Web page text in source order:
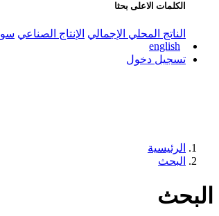
الكلمات الاعلى بحثا
الناتج المحلي الإجمالي الإنتاج الصناعي
english
تسجيل دخول
الرئيسية
البحث
البحث